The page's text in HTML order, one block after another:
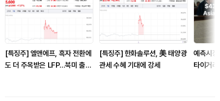
[특징주] 엘앤에프, 흑자 전환에
도 더 주목받은 LFP…북미 출하
[특징주] 한화솔루션, 美 태양광
관세 수혜 기대에 강세
예측시
타이거